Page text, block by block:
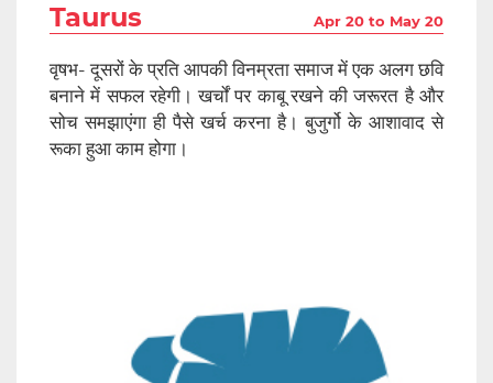
Taurus Apr 20 to May 20
वृषभ- दूसरों के प्रति आपकी विनम्रता समाज में एक अलग छवि
बनाने में सफल रहेगी। खर्चों पर काबू रखने की जरूरत है और
सोच समझाएंगा ही पैसे खर्च करना है। बुजुर्गो के आशावाद से
रूका हुआ काम होगा।